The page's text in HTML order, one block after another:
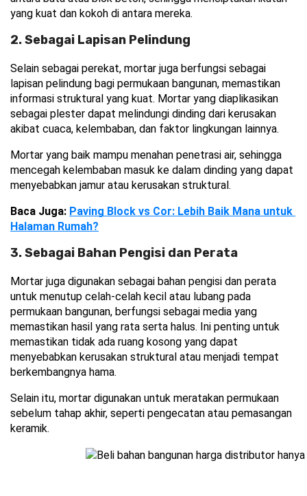
yang kuat dan kokoh di antara mereka.
2. Sebagai Lapisan Pelindung
Selain sebagai perekat, mortar juga berfungsi sebagai
lapisan pelindung bagi permukaan bangunan, memastikan
informasi struktural yang kuat. Mortar yang diaplikasikan
sebagai plester dapat melindungi dinding dari kerusakan
akibat cuaca, kelembaban, dan faktor lingkungan lainnya.
Mortar yang baik mampu menahan penetrasi air, sehingga
mencegah kelembaban masuk ke dalam dinding yang dapat
menyebabkan jamur atau kerusakan struktural.
Baca Juga: Paving Block vs Cor: Lebih Baik Mana untuk
Halaman Rumah?
3. Sebagai Bahan Pengisi dan Perata
Mortar juga digunakan sebagai bahan pengisi dan perata
untuk menutup celah-celah kecil atau lubang pada
permukaan bangunan, berfungsi sebagai media yang
memastikan hasil yang rata serta halus. Ini penting untuk
memastikan tidak ada ruang kosong yang dapat
menyebabkan kerusakan struktural atau menjadi tempat
berkembangnya hama.
Selain itu, mortar digunakan untuk meratakan permukaan
sebelum tahap akhir, seperti pengecatan atau pemasangan
keramik.